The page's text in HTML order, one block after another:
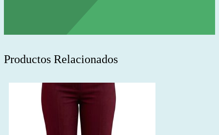
Productos Relacionados